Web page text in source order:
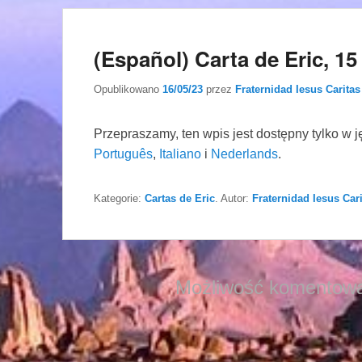
(Español) Carta de Eric,
Opublikowano 16/05/23 przez Fraternidad Iesus Caritas
Przepraszamy, ten wpis jest dostępny tylko w
Português, Italiano i Nederlands.
Kategorie: Cartas de Eric . Autor: Fraternidad Iesus
Możliwość